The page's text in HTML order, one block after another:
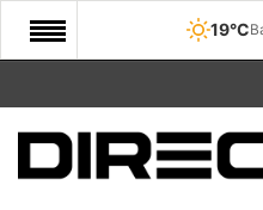
19°C
START
COMUNITATE